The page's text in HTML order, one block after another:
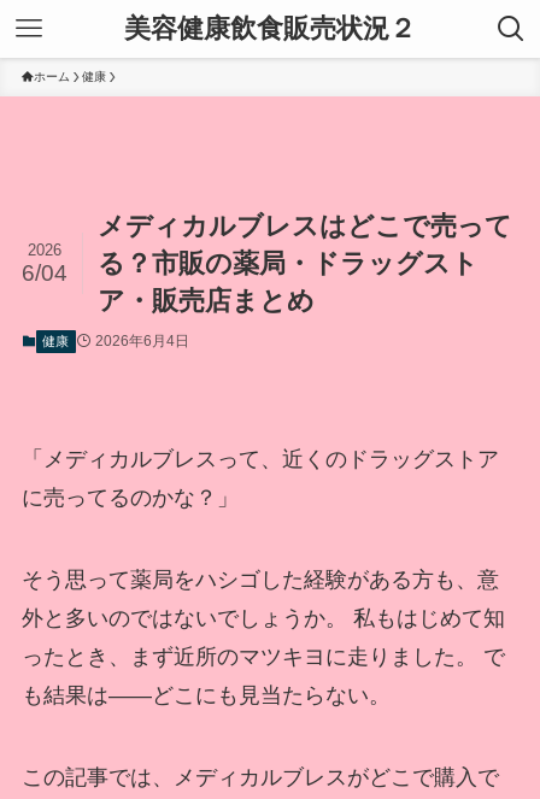
美容健康飲食販売状況２
ホーム 健康
メディカルブレスはどこで売って
る？市販の薬局・ドラッグスト
ア・販売店まとめ
2026
6/04
健康 2026年6月4日
「メディカルブレスって、近くのドラッグストア
に売ってるのかな？」
そう思って薬局をハシゴした経験がある方も、意
外と多いのではないでしょうか。 私もはじめて知
ったとき、まず近所のマツキヨに走りました。 で
も結果は——どこにも見当たらない。
この記事では、メディカルブレスがどこで購入で